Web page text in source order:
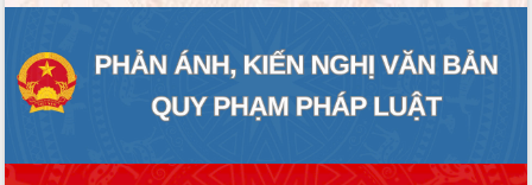
nhanh tiến độ các dự án trọng điểm
Hòn Yến phát triển du lịch gắn với bảo
tồn biển
Lấy ý kiến điều chỉnh Quy hoạch tỉnh
đến năm 2050